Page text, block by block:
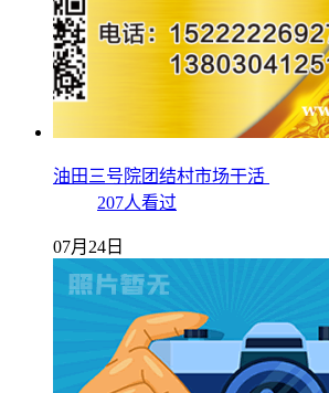
油田三号院团结村市场干活
207人看过
07月24日